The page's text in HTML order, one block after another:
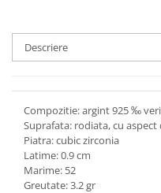
marimea 54
marimea 55
marimea 57
marimea 58
marimea 59
marimea 60
marimea 61
Descriere
Compozitie: argint 925 ‰
Suprafata: rodiata, cu aspect
Piatra: cubic zirconia
Latime: 0.9 cm
Marime: 52
Greutate: 3.2 gr